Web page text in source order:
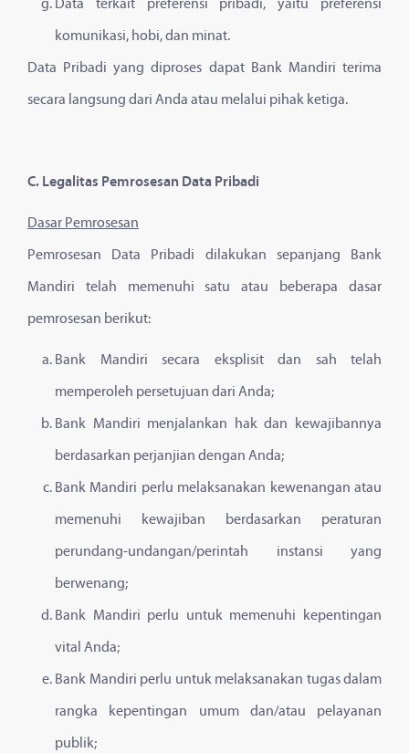
Data terkait preferensi pribadi, yaitu preferensi
komunikasi, hobi, dan minat.
Data Pribadi yang diproses dapat Bank Mandiri terima
secara langsung dari Anda atau melalui pihak ketiga.
C. Legalitas Pemrosesan Data Pribadi
Dasar Pemrosesan
Pemrosesan Data Pribadi dilakukan sepanjang Bank
Mandiri telah memenuhi satu atau beberapa dasar
pemrosesan berikut:
Bank Mandiri secara eksplisit dan sah telah
memperoleh persetujuan dari Anda;
Bank Mandiri menjalankan hak dan kewajibannya
berdasarkan perjanjian dengan Anda;
Bank Mandiri perlu melaksanakan kewenangan atau
memenuhi kewajiban berdasarkan peraturan
perundang-undangan/perintah instansi yang
berwenang;
Bank Mandiri perlu untuk memenuhi kepentingan
vital Anda;
Bank Mandiri perlu untuk melaksanakan tugas dalam
rangka kepentingan umum dan/atau pelayanan
publik;